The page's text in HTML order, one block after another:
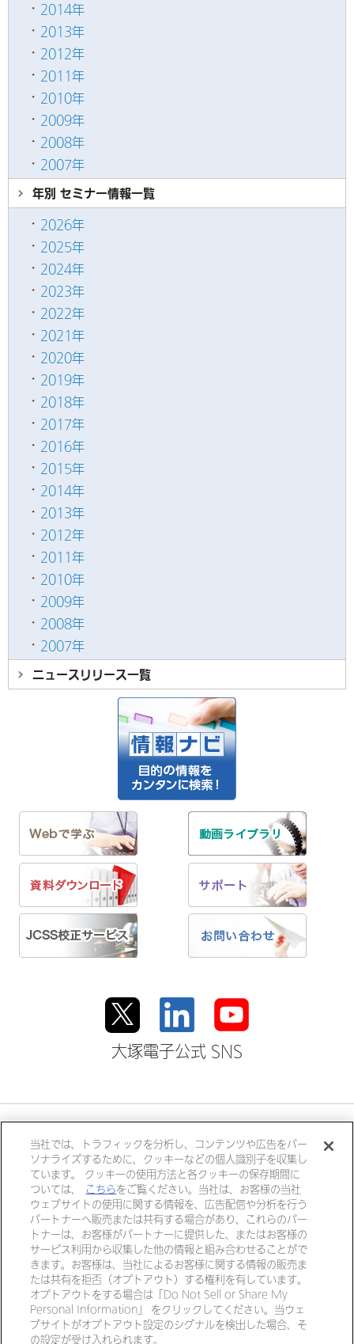
2014年
2013年
2012年
2011年
2010年
2009年
2008年
2007年
年別 セミナー情報一覧
2026年
2025年
2024年
2023年
2022年
2021年
2020年
2019年
2018年
2017年
2016年
2015年
2014年
2013年
2012年
2011年
2010年
2009年
2008年
2007年
ニュースリリース一覧
大塚電子公式 SNS
大塚ホールディングス
大塚製薬 大塚製薬工場
大鵬薬品工業
大塚倉庫
大塚化学
大塚食品
大塚メディカルデバイス
リンク
個人情報・特定個人情報につい
て
ご利用ガイド サイトマップ
当社では、トラフィックを分析し、コンテンツや広告をパー
ソナライズするために、クッキーなどの個人識別子を収集し
ています。 クッキーの使用方法と各クッキーの保存期間に
ついては、
こちらをご覧ください。当社は、お客様の当社
ウェブサイトの使用に関する情報を、広告配信や分析を行う
パートナーへ販売または共有する場合があり、これらのパー
トナーは、お客様がパートナーに提供した、またはお客様の
サービス利用から収集した他の情報と組み合わせることがで
きます。お客様は、当社によるお客様に関する情報の販売ま
たは共有を拒否（オプトアウト）する権利を有しています。
オプトアウトをする場合は「Do Not Sell or Share My
Personal Information」 をクリックしてください。当ウェ
ブサイトがオプトアウト設定のシグナルを検出した場合、そ
の設定が受け入れられます。